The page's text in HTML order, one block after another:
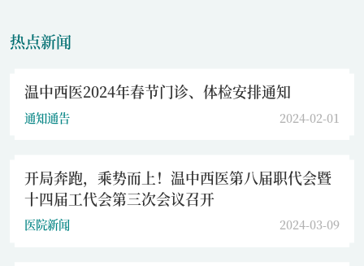
热点新闻
温中西医2024年春节门诊、体检安排通知
通知通告 2024-02-01
开局奔跑，乘势而上！温中西医第八届职代会暨
十四届工代会第三次会议召开
医院新闻 2024-03-09